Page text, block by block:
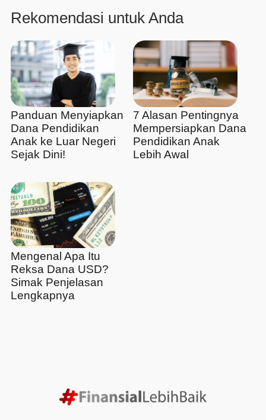
Rekomendasi untuk Anda
Panduan Menyiapkan
Dana Pendidikan
Anak ke Luar Negeri
Sejak Dini!
7 Alasan Pentingnya
Mempersiapkan Dana
Pendidikan Anak
Lebih Awal
Mengenal Apa Itu
Reksa Dana USD?
Simak Penjelasan
Lengkapnya